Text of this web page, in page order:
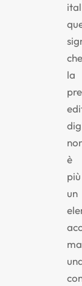
che
la
è
più
un
ma